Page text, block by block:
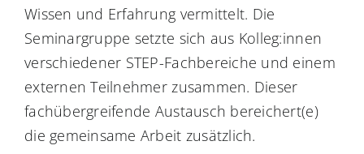
Wissen und Erfahrung vermittelt. Die
Seminargruppe setzte sich aus Kolleg:innen
verschiedener STEP-Fachbereiche und einem
externen Teilnehmer zusammen. Dieser
fachübergreifende Austausch bereichert(e)
die gemeinsame Arbeit zusätzlich.